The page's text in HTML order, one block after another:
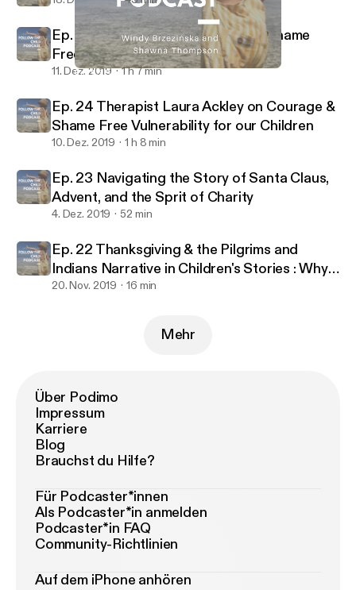
Ep. 25 Second Home Birth Story
Ep. 24 Therapist Laura Ackley on Shame
Free Vulnerability for our Children
11. Dez. 2019 1 h 7 min
Ep. 24 Therapist Laura Ackley on Courage &
Shame Free Vulnerability for our Children
10. Dez. 2019 1 h 8 min
Ep. 23 Navigating the Story of Santa Claus,
Advent, and the Sprit of Charity
4. Dez. 2019 52 min
Ep. 22 Thanksgiving & the Pilgrims and
Indians Narrative in Children's Stories : Why
It Doesn't Work
20. Nov. 2019 16 min
Mehr
Über Podimo
Impressum
Karriere
Blog
Brauchst du Hilfe?
Für Podcaster*innen
Als Podcaster*in anmelden
Podcaster*in FAQ
Community-Richtlinien
Auf dem iPhone anhören